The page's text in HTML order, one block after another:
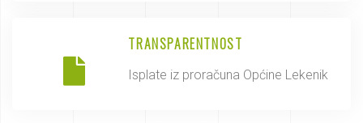
TRANSPARENTNOST
Isplate iz proračuna Općine Lekenik